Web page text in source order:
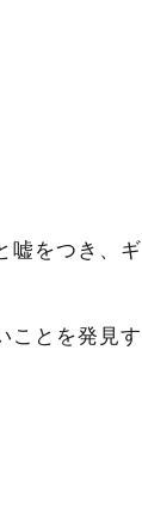
嘘をつき、ギ
ことを発見す